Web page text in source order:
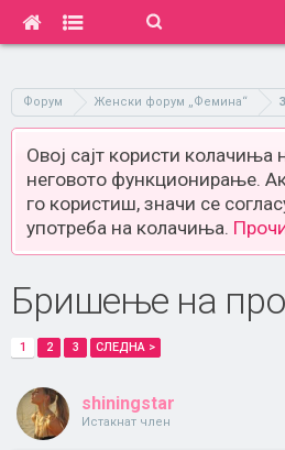
Форум Женски форум „Фемина“
Овој сајт користи колачиња
неговото функционирање.
го користиш, значи се
употреба на колачиња.
Бришење на
1 2 3 СЛЕДНА >
shiningstar
Истакнат член